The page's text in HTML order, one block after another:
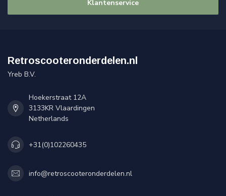
Klantenservice
Retroscooteronderdelen.nl
Yreb B.V.
Hoekerstraat 12A
3133KR Vlaardingen
Netherlands
+31(0)102260435
info@retroscooteronderdelen.nl